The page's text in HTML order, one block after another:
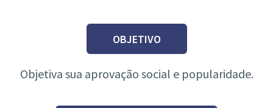
OBJETIVO
Objetiva sua aprovação social e popularidade.